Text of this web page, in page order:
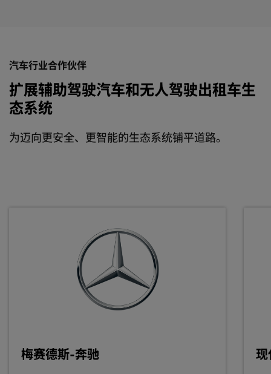
汽车行业合作伙伴
扩展辅助驾驶汽车和无人驾驶出租车生
态系统
为迈向更安全、更智能的生态系统铺平道路。
梅赛德斯-奔驰 现